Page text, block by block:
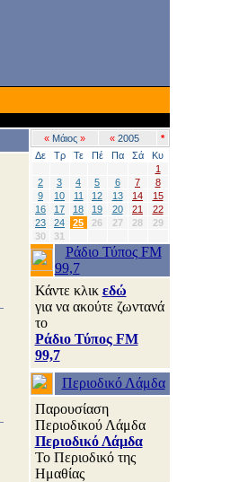
« Μάιος » « 2005
*
Δε
Τρ Τε Πέ Πα Σά
Κυ
1
2
3 4 5 6 7
8
9
10 11 12 13 14
15
16
17 18 19 20 21
22
23
24 25 26 27 28
29
30
31
Ράδιο Τύπος FM
99,7
Κάντε κλικ εδώ
για να ακούτε ζωντανά
το
Ράδιο Τύπος FM
99,7
Περιοδικό Λάμδα
Παρουσίαση
Περιοδικού Λάμδα
Περιοδικό Λάμδα
Το Περιοδικό της
Ημαθίας